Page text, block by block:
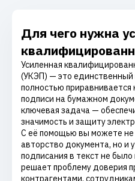
Для чего нужна
Усиленная
(УКЭП) — это единственный
полностью приравнивается
подписи на бумажном
ключевая задача —
значимость и защиту
С её помощью вы можете не
авторство документа, но и
подписания в текст не
решает проблему доверия
контрагентами,